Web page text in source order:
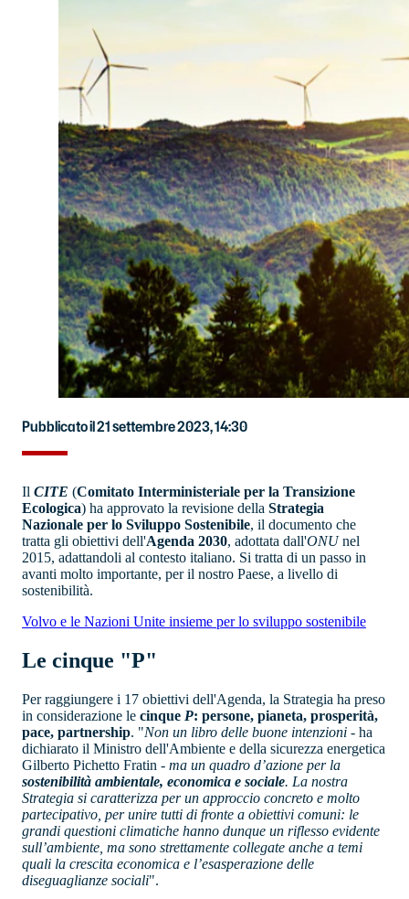
Pubblicato il 21 settembre 2023, 14:30
Il CITE (Comitato Interministeriale per la Transizione
Ecologica) ha approvato la revisione della Strategia
Nazionale per lo Sviluppo Sostenibile, il documento che
tratta gli obiettivi dell'Agenda 2030, adottata dall'ONUnel
2015, adattandoli al contesto italiano. Si tratta di un passo in
avanti molto importante, per il nostro Paese, a livello di
sostenibilità.
Volvo e le Nazioni Unite insieme per lo sviluppo sostenibile
Le cinque "P"
Per raggiungere i 17 obiettivi dell'Agenda, la Strategia ha preso
in considerazione le cinque P: persone, pianeta, prosperità,
pace, partnership. "Non un libro delle buone intenzioni - ha
dichiarato il Ministro dell'Ambiente e della sicurezza energetica
Gilberto Pichetto Fratin - ma un quadro d’azione per la
sostenibilità ambientale, economica e sociale. La nostra
Strategia si caratterizza per un approccio concreto e molto
partecipativo, per unire tutti di fronte a obiettivi comuni: le
grandi questioni climatiche hanno dunque un riflesso evidente
sull’ambiente, ma sono strettamente collegate anche a temi
quali la crescita economica e l’esasperazione delle
diseguaglianze sociali".